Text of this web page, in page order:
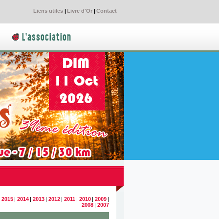
Liens utiles| Livre d'Or| Contact
L'association
2015 | 2014 | 2013 | 2012 | 2011 | 2010 | 2009 |
2008 | 2007